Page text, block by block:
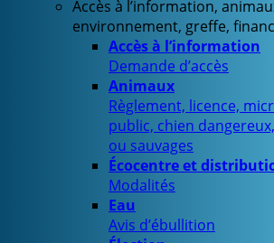
Accès à l’information,
environnement, greffe,
Accès à l’information
Demande d’accès
Animaux
Règlement, licence,
public, chien
ou sauvages
Écocentre et
Modalités
Eau
Avis d’ébullition